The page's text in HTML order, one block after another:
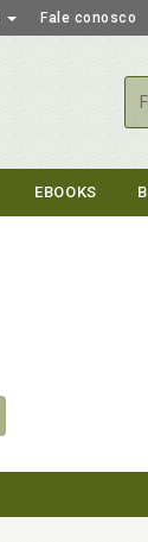
Fale conosco
EBOOKS